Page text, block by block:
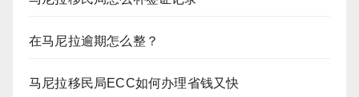
在马尼拉逾期怎么整？
马尼拉移民局ECC如何办理省钱又快